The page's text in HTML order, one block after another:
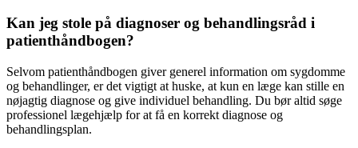
Kan jeg stole på diagnoser og behandlingsråd i
patienthåndbogen?
Selvom patienthåndbogen giver generel information om sygdomme
og behandlinger, er det vigtigt at huske, at kun en læge kan stille en
nøjagtig diagnose og give individuel behandling. Du bør altid søge
professionel lægehjælp for at få en korrekt diagnose og
behandlingsplan.